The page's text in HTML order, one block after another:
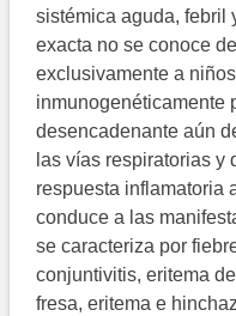
sistémica aguda, febril
exacta no se conoce
exclusivamente a
inmunogenéticamente
desencadenante aún
las vías respiratorias y
respuesta inflamatoria
conduce a las
se caracteriza por
conjuntivitis, eritema
fresa, eritema e